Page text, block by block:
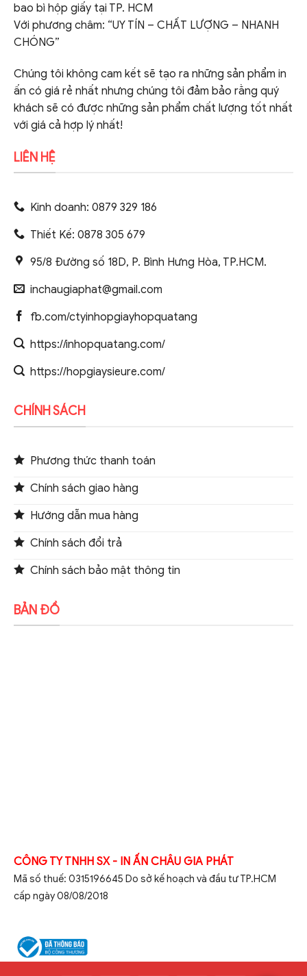
bao bì hộp giấy tại TP. HCM
Với phương châm: “UY TÍN – CHẤT LƯỢNG – NHANH
CHÓNG”
Chúng tôi không cam kết sẽ tạo ra những sản phẩm in
ấn có giá rẻ nhất nhưng chúng tôi đảm bảo rằng quý
khách sẽ có được những sản phẩm chất lượng tốt nhất
với giá cả hợp lý nhất!
LIÊN HỆ
Kinh doanh: 0879 329 186
Thiết Kế: 0878 305 679
95/8 Đường số 18D, P. Bình Hưng Hòa, TP.HCM.
inchaugiaphat@gmail.com
fb.com/ctyinhopgiayhopquatang
https://inhopquatang.com/
https://hopgiaysieure.com/
CHÍNH SÁCH
Phương thức thanh toán
Chính sách giao hàng
Hướng dẫn mua hàng
Chính sách đổi trả
Chính sách bảo mật thông tin
BẢN ĐỒ
CÔNG TY TNHH SX - IN ẤN CHÂU GIA PHÁT
Mã số thuế: 0315196645 Do sở kế hoạch và đầu tư TP.HCM
cấp ngày 08/08/2018